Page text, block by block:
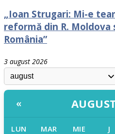
„Ioan Strugari: Mi-e
reformă din R. Moldova
România”
3 august 2026
«
LUN MAR MIE J